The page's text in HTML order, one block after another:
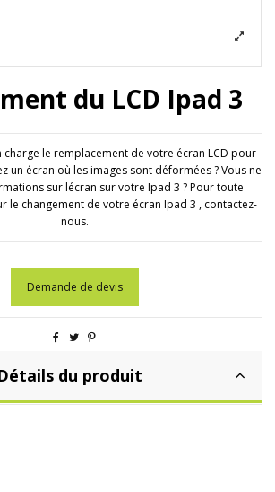
du LCD Ipad 3
charge le remplacement de votre écran LCD pour
un écran où les images sont déformées ? Vous ne
sur lécran sur votre Ipad 3 ? Pour toute
le changement de votre écran Ipad 3 , contactez-
nous.
Demande de devis
du produit